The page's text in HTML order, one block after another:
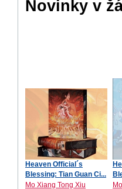
Novinky v
Heaven Official´s
Blessing: Tian Guan Ci...
Mo Xiang Tong Xiu